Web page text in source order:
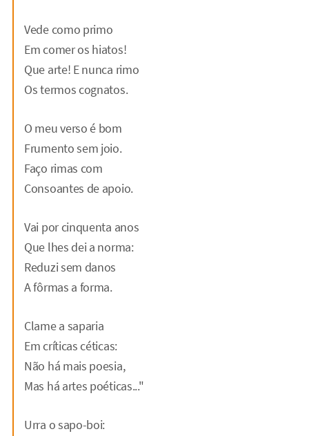
Vede como primo
Em comer os hiatos!
Que arte! E nunca rimo
Os termos cognatos.
O meu verso é bom
Frumento sem joio.
Faço rimas com
Consoantes de apoio.
Vai por cinquenta anos
Que lhes dei a norma:
Reduzi sem danos
A fôrmas a forma.
Clame a saparia
Em críticas céticas:
Não há mais poesia,
Mas há artes poéticas..."
Urra o sapo-boi: